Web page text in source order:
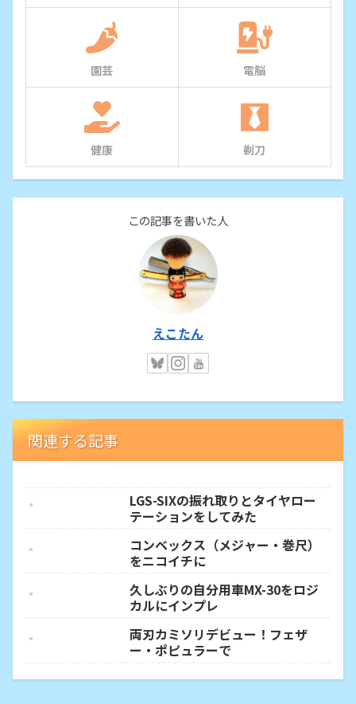
園芸 電脳
健康 剃刀
この記事を書いた人
えこたん
関連する記事
LGS-SIXの振れ取りとタイヤロー
テーションをしてみた
コンベックス（メジャー・巻尺）
をニコイチに
久しぶりの自分用車MX-30をロジ
カルにインプレ
両刃カミソリデビュー！フェザ
ー・ポピュラーで